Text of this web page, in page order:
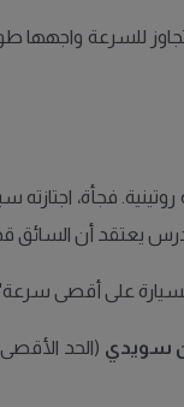
واجهها
فجأة، اجتازته
على أقصى سرعة"،
(الحد